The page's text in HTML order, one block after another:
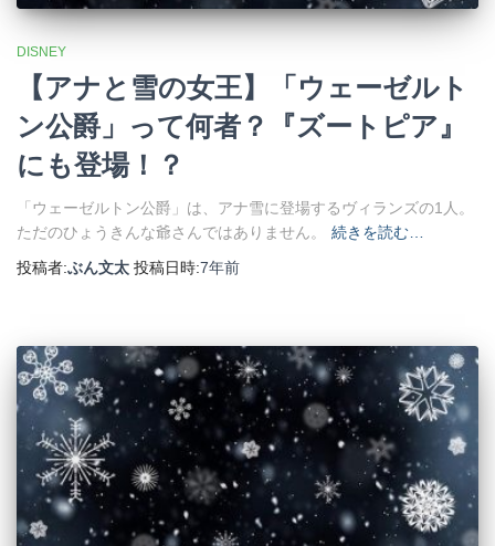
DISNEY
【アナと雪の女王】「ウェーゼルト
ン公爵」って何者？『ズートピア』
にも登場！？
「ウェーゼルトン公爵」は、アナ雪に登場するヴィランズの1人。
ただのひょうきんな爺さんではありません。
続きを読む…
投稿者:ぶん文太 投稿日時:7年前